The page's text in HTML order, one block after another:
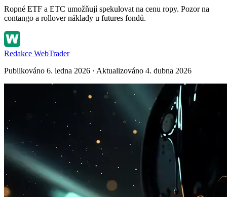
Ropné ETF a ETC umožňují spekulovat na cenu ropy. Pozor na
contango a rollover náklady u futures fondů.
Redakce WebTrader
Publikováno 6. ledna 2026 · Aktualizováno 4. dubna 2026